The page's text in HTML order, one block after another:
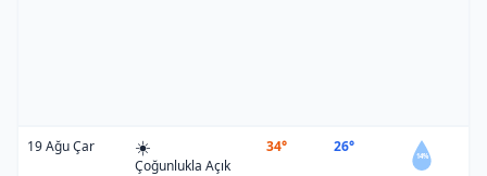
19 Ağu Çar ☀️
Çoğunlukla Açık
34° 26°
14%